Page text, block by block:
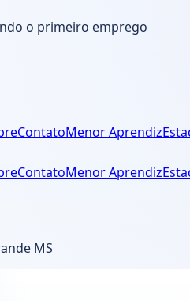
o primeiro emprego
ContatoMenor Aprendiz
ContatoMenor Aprendiz
MS